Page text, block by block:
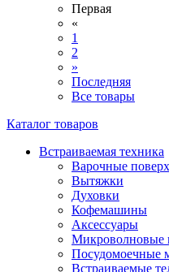
Первая
«
1
2
»
Последняя
Все товары
Каталог товаров
Встраиваемая техника
Варочные
Вытяжки
Духовки
Кофемашины
Аксессуары
Микроволновые
Посудомоечные
Встраиваемые